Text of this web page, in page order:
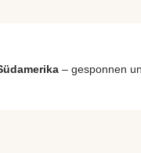
– gesponnen